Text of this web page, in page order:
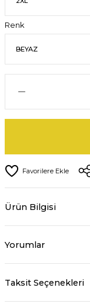
Renk
Ürün Bilgisi
Yorumlar
Taksit Seçenekleri